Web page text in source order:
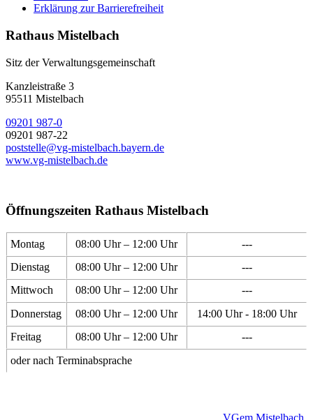
Erklärung zur Barrierefreiheit
Rathaus Mistelbach
Sitz der Verwaltungsgemeinschaft
Kanzleistraße 3
95511 Mistelbach
09201 987-0
09201 987-22
poststelle@vg-mistelbach.bayern.de
www.vg-mistelbach.de
Öffnungszeiten Rathaus Mistelbach
Montag 08:00 Uhr – 12:00 Uhr
---
Dienstag
08:00 Uhr – 12:00 Uhr
---
Mittwoch
08:00 Uhr – 12:00 Uhr
---
Donnerstag
08:00 Uhr – 12:00 Uhr
14:00 Uhr - 18:00 Uhr
Freitag
08:00 Uhr – 12:00 Uhr
---
oder nach Terminabsprache